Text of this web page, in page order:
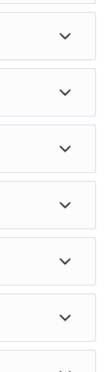
或探索村庄.
落在伊萨洛
独特的动植
.
家公园.
乳动物物种 :